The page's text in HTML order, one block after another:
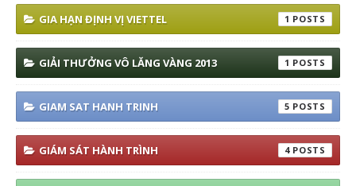
GIA HẠN ĐỊNH VỊ VIETTEL 1
GIẢI THƯỞNG VÔ LĂNG VÀNG 2013 1
GIAM SAT HANH TRINH 5
GIÁM SÁT HÀNH TRÌNH 4